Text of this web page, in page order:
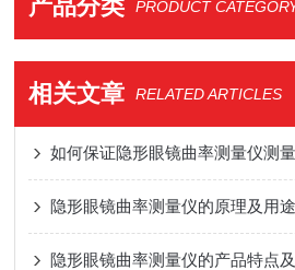
产品分类 PRODUCT
相关文章 RELATED ARTICLES
如何保证隐形眼镜曲率测量仪测
隐形眼镜曲率测量仪的原理及用
隐形眼镜曲率测量仪的产品特点